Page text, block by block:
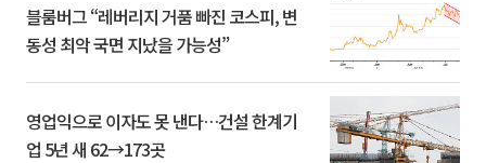
블룸버그 “레버리지 거품 빠진 코스피, 변
동성 최악 국면 지났을 가능성”
영업익으로 이자도 못 낸다…건설 한계기
업 5년 새 62→173곳